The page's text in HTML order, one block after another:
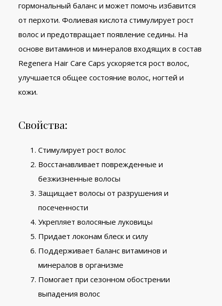
гормональный баланс и может помочь избавится
от перхоти. Фолиевая кислота стимулирует рост
волос и предотвращает появление седины. На
основе витаминов и минералов входящих в состав
Regenera Hair Care Caps ускоряется рост волос,
улучшается общее состояние волос, ногтей и
кожи.
Свойства:
Стимулирует рост волос
Восстанавливает поврежденные и
безжизненные волосы
Защищает волосы от разрушения и
посеченности
Укрепляет волосяные луковицы
Придает локонам блеск и силу
Поддерживает баланс витаминов и
минералов в организме
Помогает при сезонном обострении
выпадения волос